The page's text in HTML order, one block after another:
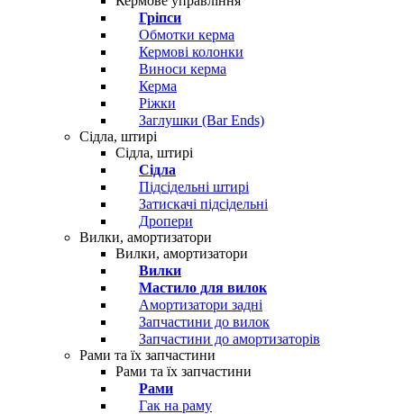
Гріпси
Обмотки керма
Кермові колонки
Виноси керма
Керма
Ріжки
Заглушки (Bar Ends)
Сідла, штирі
Сідла, штирі
Сідла
Підсідельні штирі
Затискачі підсідельні
Дропери
Вилки, амортизатори
Вилки, амортизатори
Вилки
Мастило для вилок
Амортизатори задні
Запчастини до вилок
Запчастини до амортизаторів
Рами та їх запчастини
Рами та їх запчастини
Рами
Гак на раму